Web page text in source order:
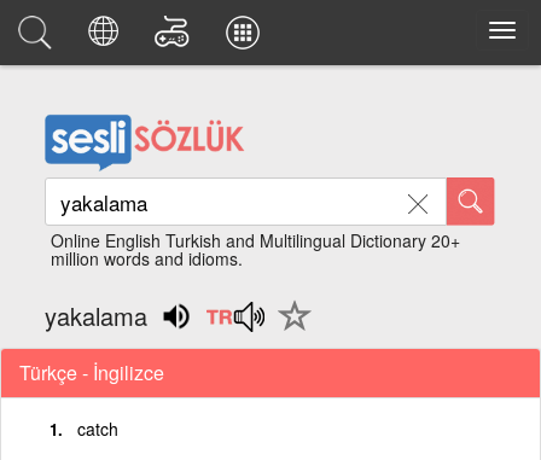
Online English Turkish and Multilingual Dictionary 20+
million words and idioms.
yakalama
Türkçe - İngilizce
catch